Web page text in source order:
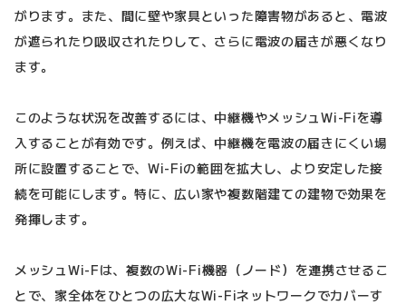
がります。また、間に壁や家具といった障害物があると、電波
が遮られたり吸収されたりして、さらに電波の届きが悪くなり
ます。
このような状況を改善するには、中継機やメッシュWi-Fiを導
入することが有効です。例えば、中継機を電波の届きにくい場
所に設置することで、Wi-Fiの範囲を拡大し、より安定した接
続を可能にします。特に、広い家や複数階建ての建物で効果を
発揮します。
メッシュWi-Fは、複数のWi-Fi機器（ノード）を連携させるこ
とで、家全体をひとつの広大なWi-Fiネットワークでカバーす